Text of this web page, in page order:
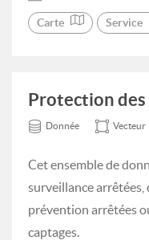
Carte Service
Protection des
Donnée Vecteur
Cet ensemble de
surveillance
prévention arrêtées
captages.